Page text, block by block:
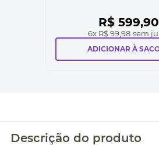
R$ 599,90
6x R$ 99,98 sem
ADICIONAR À
Descrição do produto